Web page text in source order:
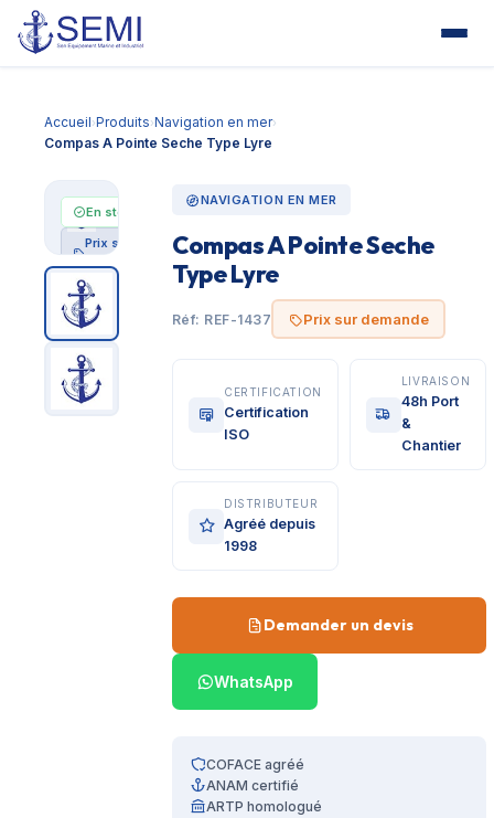
Accueil›Produits›Navigation en mer›
Compas A Pointe Seche Type Lyre
En stock
Prix sur
demande
NAVIGATION EN MER
Compas A Pointe Seche
Type Lyre
Réf: REF-1437 Prix sur demande
CERTIFICATION
Certification
ISO
LIVRAISON
48h Port
&
Chantier
DISTRIBUTEUR
Agréé depuis
1998
Demander un devis
WhatsApp
COFACE agréé
ANAM certifié
ARTP homologué